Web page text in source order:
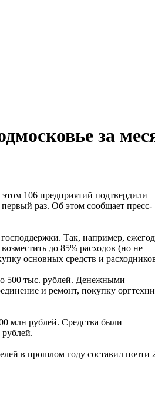
за
106 предприятий подтвердили
раз. Об этом сообщает пресс-
Так, например,
до 85% расходов (но не
основных средств и
500 тыс. рублей. Денежными
и ремонт, покупку
млн рублей. Средства были
в прошлом году составил